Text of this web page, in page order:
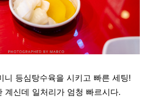
니 등심탕수육을 시키고 빠른 세팅!
계신데 일처리가 엄청 빠르시다.